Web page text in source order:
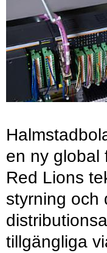
en ny global
Red Lions
styrning och
tillgängliga